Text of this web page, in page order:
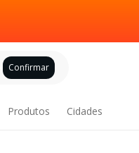
Confirmar
Produtos Cidades